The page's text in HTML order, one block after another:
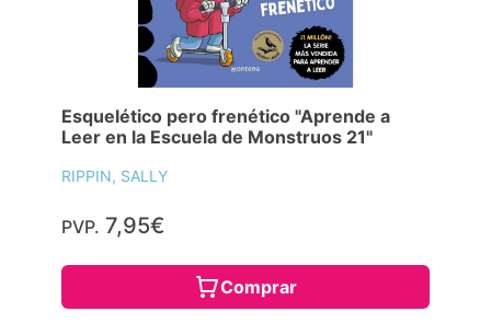
Esquelético pero frenético "Aprende a
Leer en la Escuela de Monstruos 21"
RIPPIN, SALLY
PVP. 7,95€
Comprar